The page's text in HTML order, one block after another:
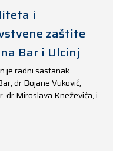
i
zaštite
Bar i Ulcinj
je radni sastanak
dr Bojane Vuković,
dr Miroslava Kneževića, i
Kreshnika Mustafe.